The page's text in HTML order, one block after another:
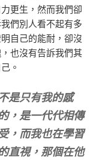
更生，然而我們卻
們別人看不起有多
自己的能耐，卻沒
也沒有告訴我們其
。
是只有我的感
，是一代代相傳
，而我也在學習
直視，那個在他